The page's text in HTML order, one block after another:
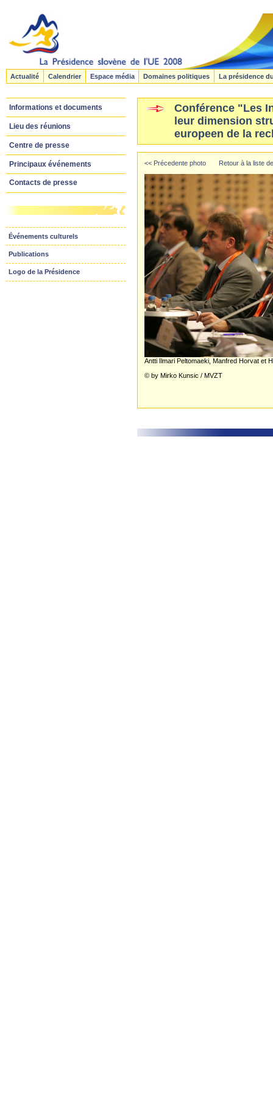
Actualité Calendrier Espace média Domaines politiques La présidence
Informations et documents
Lieu des réunions
Centre de presse
Principaux événements
Contacts de presse
Événements culturels
Publications
Logo de la Présidence
Conférence "Les
leur dimension
europeen de la
<< Précedente photo Retour à la liste
Antti Ilmari Peltomaeki, Manfred Horvat et
© by Mirko Kunsic / MVZT